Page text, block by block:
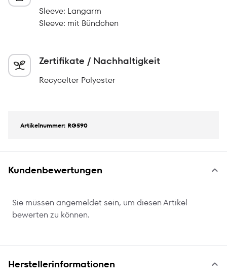
Sleeve: Langarm
Sleeve: mit Bündchen
Zertifikate / Nachhaltigkeit
Recycelter Polyester
Artikelnummer: RG590
Kundenbewertungen
Sie müssen angemeldet sein, um diesen Artikel
bewerten zu können.
Herstellerinformationen